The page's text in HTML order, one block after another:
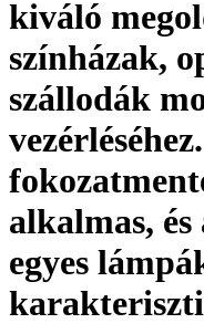
kiváló
színházak,
szállodák
alkalmas,
egyes